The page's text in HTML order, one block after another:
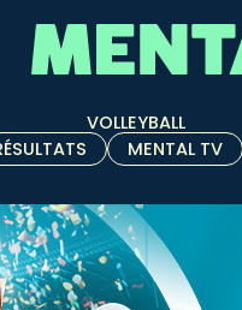
VOLLEYBALL
MENTAL TV